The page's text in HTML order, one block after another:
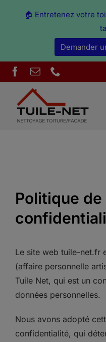
Skip
to
content
Peinture Ain
Politique de
Le site web tuile-net.fr
(affaire personnelle
Tuile Net, qui est un
données personnelles.
Nous avons adopté
confidentialité, qui
🏠 Entretenez votre
Demander